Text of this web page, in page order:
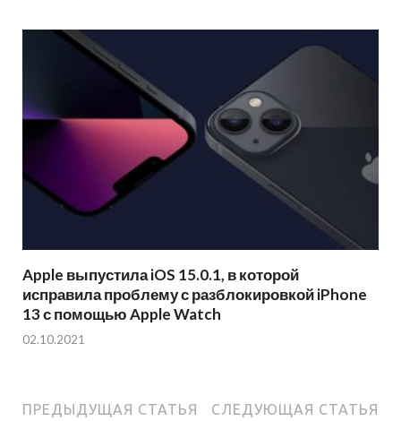
Apple выпустила iOS 15.0.1, в которой
исправила проблему с разблокировкой iPhone
13 с помощью Apple Watch
02.10.2021
ПРЕДЫДУЩАЯ СТАТЬЯ СЛЕДУЮЩАЯ СТАТЬЯ